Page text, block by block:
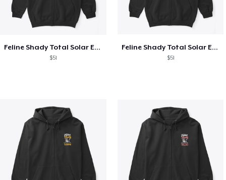
Feline Shady Total Solar Eclipse Texas
$51
Feline Shady Total Solar Eclipse Tijuana
$51